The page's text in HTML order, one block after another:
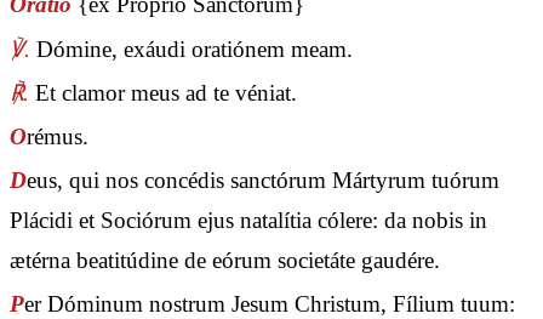
℣. Dómine, exáudi oratiónem meam.
℟. Et clamor meus ad te véniat.
Orémus.
Deus, qui nos concédis sanctórum Mártyrum tuórum
Plácidi et Sociórum ejus natalítia cólere: da nobis in
ætérna beatitúdine de eórum societáte gaudére.
Per Dóminum nostrum Jesum Christum, Fílium tuum: